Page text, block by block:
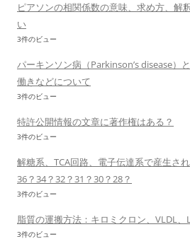
ピアソンの相関係数の意味、求め方、解
い
3件のビュー
パーキンソン病（Parkinson’s disease）
働きなどについて
3件のビュー
特許公開情報の文章に著作権はある？
3件のビュー
解糖系、TCA回路、電子伝達系で産生さ
36？34？32？31？30？28？
3件のビュー
脂質の運搬方法：キロミクロン、VLDL
3件のビュー